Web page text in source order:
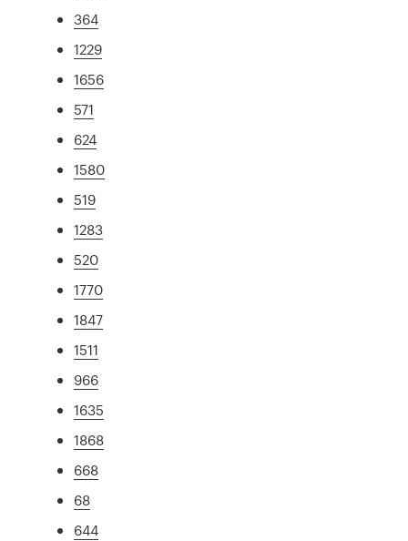
364
1229
1656
571
624
1580
519
1283
520
1770
1847
1511
966
1635
1868
668
68
644